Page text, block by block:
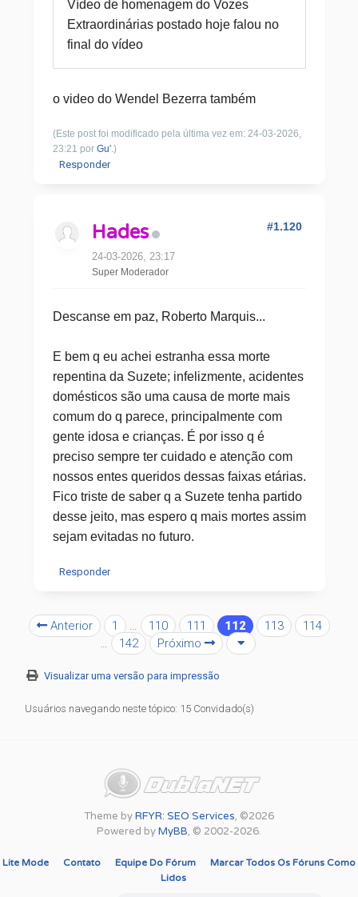
Vídeo de homenagem do Vozes
Extraordinárias postado hoje falou no
final do vídeo
o video do Wendel Bezerra também
(Este post foi modificado pela última vez em: 24-03-2026,
23:21 por Gu'.)
Responder
Hades
24-03-2026, 23:17
Super Moderador
#1.120
Descanse em paz, Roberto Marquis...
E bem q eu achei estranha essa morte
repentina da Suzete; infelizmente, acidentes
domésticos são uma causa de morte mais
comum do q parece, principalmente com
gente idosa e crianças. É por isso q é
preciso sempre ter cuidado e atenção com
nossos entes queridos dessas faixas etárias.
Fico triste de saber q a Suzete tenha partido
desse jeito, mas espero q mais mortes assim
sejam evitadas no futuro.
Responder
Anterior 1 … 110 111 112 113
114
…
142 Próximo
Visualizar uma versão para impressão
Usuários navegando neste tópico: 15 Convidado(s)
Theme byRFYR: SEO Services, ©2026
Powered byMyBB, © 2002-2026.
Lite Mode Contato Equipe Do Fórum
Marcar Todos Os Fóruns Como
Lidos